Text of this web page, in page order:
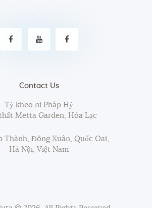
Contact Us
Tỳ kheo ni Pháp Hỷ
Metta Garden, Hòa Lạc
Thành, Đông Xuân, Quốc Oai,
Hà Nội, Việt Nam